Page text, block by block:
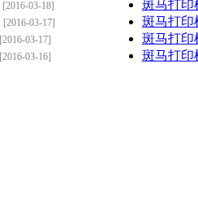
[2016-03-18]
[2016-03-17]
[2016-03-17]
[2016-03-16]
斑马打
斑马打印
斑马打印
斑马打印